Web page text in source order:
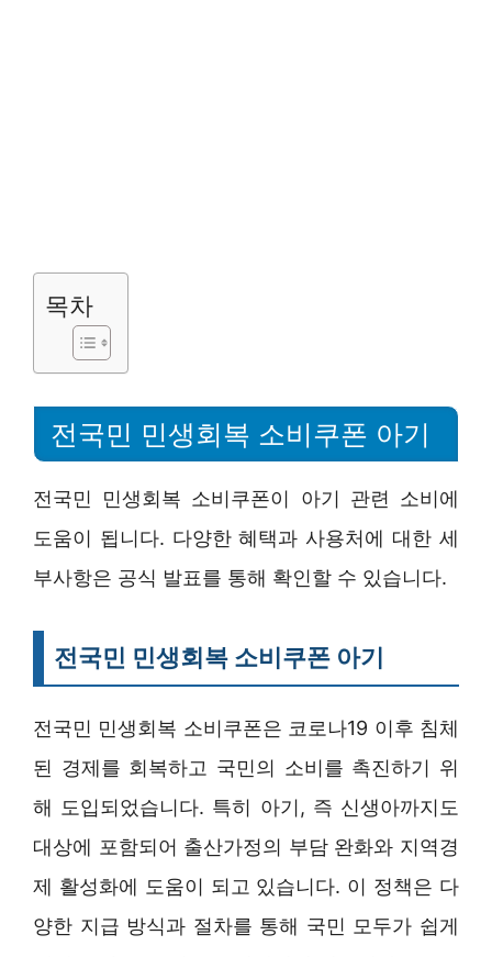
목차
전국민 민생회복 소비쿠폰 아기
전국민 민생회복 소비쿠폰이 아기 관련 소비에
도움이 됩니다. 다양한 혜택과 사용처에 대한 세
부사항은 공식 발표를 통해 확인할 수 있습니다.
전국민 민생회복 소비쿠폰 아기
전국민 민생회복 소비쿠폰은 코로나19 이후 침체
된 경제를 회복하고 국민의 소비를 촉진하기 위
해 도입되었습니다. 특히 아기, 즉 신생아까지도
대상에 포함되어 출산가정의 부담 완화와 지역경
제 활성화에 도움이 되고 있습니다. 이 정책은 다
양한 지급 방식과 절차를 통해 국민 모두가 쉽게